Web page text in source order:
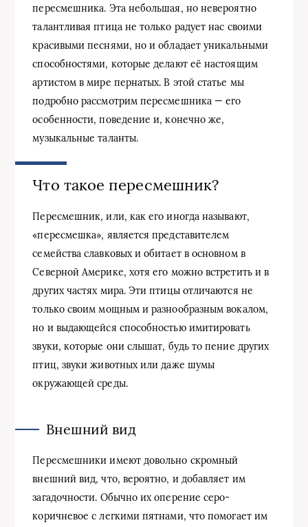
пересмешника. Эта небольшая, но невероятно
талантливая птица не только радует нас своими
красивыми песнями, но и обладает уникальными
способностями, которые делают её настоящим
артистом в мире пернатых. В этой статье мы
подробно рассмотрим пересмешника — его
особенности, поведение и, конечно же,
музыкальные таланты.
Что такое пересмешник?
Пересмешник, или, как его иногда называют,
«пересмешка», является представителем
семейства славковых и обитает в основном в
Северной Америке, хотя его можно встретить и в
других частях мира. Эти птицы отличаются не
только своим мощным и разнообразным вокалом,
но и выдающейся способностью имитировать
звуки, которые они слышат, будь то пение других
птиц, звуки животных или даже шумы
окружающей среды.
Внешний вид
Пересмешники имеют довольно скромный
внешний вид, что, вероятно, и добавляет им
загадочности. Обычно их оперение серо-
коричневое с легкими пятнами, что помогает им